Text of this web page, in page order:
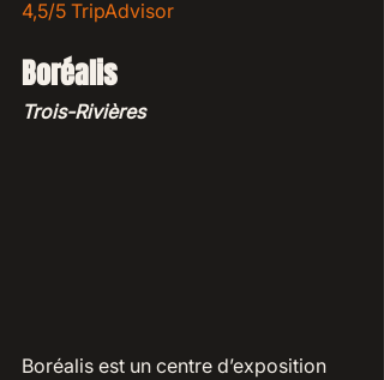
4,5/5 TripAdvisor
Boréalis
Trois-Rivières
Boréalis est un centre d’exposition